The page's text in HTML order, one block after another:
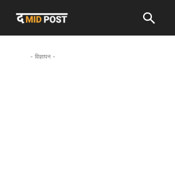
- विज्ञापन -